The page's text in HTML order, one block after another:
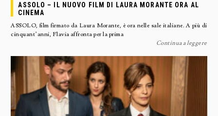
ASSOLO – IL NUOVO FILM DI LAURA MORANTE ORA AL
CINEMA
ASSOLO, film firmato da Laura Morante, è ora nelle sale italiane. A più di
cinquant’anni, Flavia affronta per la prima
Continua a leggere